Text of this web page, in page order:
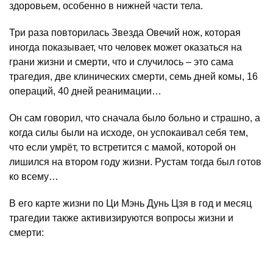
здоровьем, особенно в нижней части тела.
Три раза повторилась Звезда Овечий нож, которая
иногда показывает, что человек может оказаться на
грани жизни и смерти, что и случилось – это сама
трагедия, две клинических смерти, семь дней комы, 16
операций, 40 дней реанимации…
Он сам говорил, что сначала было больно и страшно, а
когда силы были на исходе, он успокаивал себя тем,
что если умрёт, то встретится с мамой, которой он
лишился на втором году жизни. Рустам тогда был готов
ко всему…
В его карте жизни по Ци Мэнь Дунь Цзя в год и месяц
трагедии также активизируются вопросы жизни и
смерти: